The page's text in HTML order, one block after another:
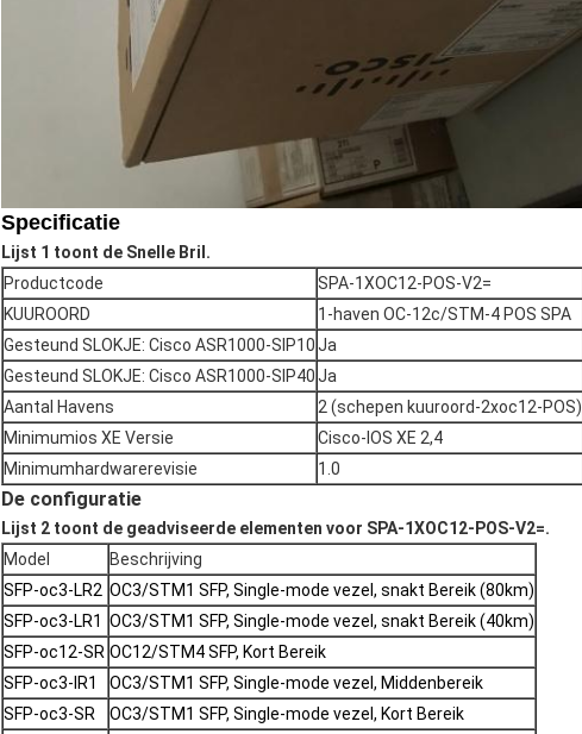
Specificatie
Lijst 1 toont de Snelle Bril.
Productcode
SPA-1XOC12-POS-V2=
KUUROORD
1-haven OC-12c/STM-4 POS SPA
Gesteund SLOKJE: Cisco ASR1000-SIP10Ja
Gesteund SLOKJE: Cisco ASR1000-SIP40Ja
Aantal Havens
2 (schepen kuuroord-2xoc12-POS)
Minimumios XE Versie
Cisco-IOS XE 2,4
Minimumhardwarerevisie
1.0
De configuratie
Lijst 2 toont de geadviseerde elementen voor SPA-1XOC12-POS-V2=.
Model
Beschrijving
SFP-oc3-LR2 OC3/STM1 SFP, Single-mode vezel, snakt Bereik (80km)
SFP-oc3-LR1 OC3/STM1 SFP, Single-mode vezel, snakt Bereik (40km)
SFP-oc12-SR OC12/STM4 SFP, Kort Bereik
SFP-oc3-IR1
OC3/STM1 SFP, Single-mode vezel, Middenbereik
SFP-oc3-SR
OC3/STM1 SFP, Single-mode vezel, Kort Bereik